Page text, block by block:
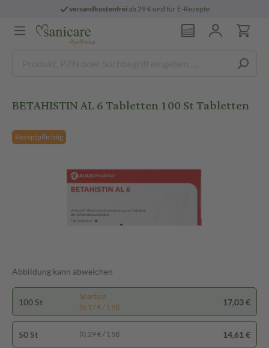
versandkostenfreiab 29 € und für E-Rezepte
BETAHISTIN AL 6 Tabletten 100 St Tabletten
Rezeptpflichtig
Abbildung kann abweichen
100 St
Spartipp
(0,17 € / 1 St)
17,03 €
50 St (0,29 € / 1 St) 14,61 €